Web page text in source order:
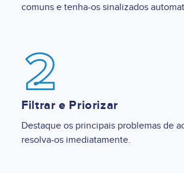
comuns e tenha-os sinalizados
Image
Filtrar e Priorizar
Destaque os principais problemas de
resolva-os imediatamente.